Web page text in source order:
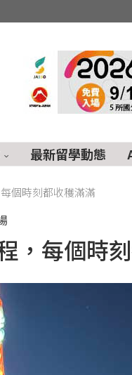
最新留學動態
個時刻都收穫滿滿
，每個時